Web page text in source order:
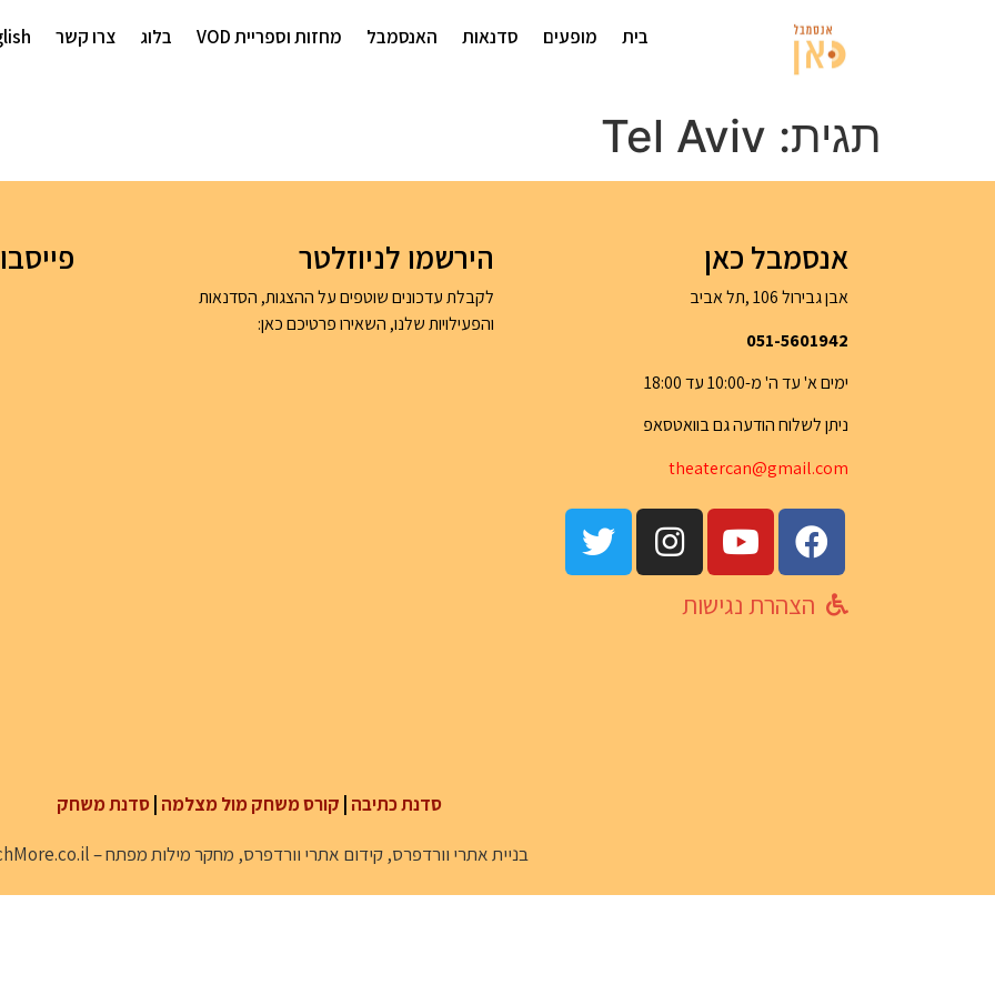
בית מופעים סדנאות האנסמבל מחזות וספריית VOD בלוג צרו קשר
תגית: Tel Aviv
אנסמבל כאן
אבן גבירול 106 ,תל אביב
051-5601942
ימים א' עד ה' מ-10:00 עד 18:00
ניתן לשלוח הודעה גם בוואטסאפ
theatercan@gmail.com
הצהרת נגישות
הירשמו לניוזלטר
לקבלת עדכונים שוטפים על ההצגות, הסדנאות
והפעילויות שלנו, השאירו פרטיכם כאן:
סדנת כתיבה | קורס משחק מול מצלמה |סדנת משחק
בניית אתרי וורדפרס,קידום אתרי וורדפרס, מחקר מילות מפתח–